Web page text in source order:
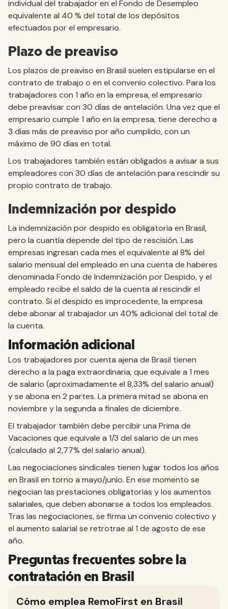
individual del trabajador en el Fondo de Desempleo
equivalente al 40 % del total de los depósitos
efectuados por el empresario.
Plazo de preaviso
Los plazos de preaviso en Brasil suelen estipularse en el
contrato de trabajo o en el convenio colectivo. Para los
trabajadores con 1 año en la empresa, el empresario
debe preavisar con 30 días de antelación. Una vez que el
empresario cumple 1 año en la empresa, tiene derecho a
3 días más de preaviso por año cumplido, con un
máximo de 90 días en total.
Los trabajadores también están obligados a avisar a sus
empleadores con 30 días de antelación para rescindir su
propio contrato de trabajo.
Indemnización por despido
La indemnización por despido es obligatoria en Brasil,
pero la cuantía depende del tipo de rescisión. Las
empresas ingresan cada mes el equivalente al 8% del
salario mensual del empleado en una cuenta de haberes
denominada Fondo de Indemnización por Despido, y el
empleado recibe el saldo de la cuenta al rescindir el
contrato. Si el despido es improcedente, la empresa
debe abonar al trabajador un 40% adicional del total de
la cuenta.
Información adicional
Los trabajadores por cuenta ajena de Brasil tienen
derecho a la paga extraordinaria, que equivale a 1 mes
de salario (aproximadamente el 8,33% del salario anual)
y se abona en 2 partes. La primera mitad se abona en
noviembre y la segunda a finales de diciembre.
El trabajador también debe percibir una Prima de
Vacaciones que equivale a 1/3 del salario de un mes
(calculado al 2,77% del salario anual).
Las negociaciones sindicales tienen lugar todos los años
en Brasil en torno a mayo/junio. En ese momento se
negocian las prestaciones obligatorias y los aumentos
salariales, que deben abonarse a todos los empleados.
Tras las negociaciones, se firma un convenio colectivo y
el aumento salarial se retrotrae al 1 de agosto de ese
año.
Preguntas frecuentes sobre la
contratación en Brasil
Cómo emplea RemoFirst en Brasil